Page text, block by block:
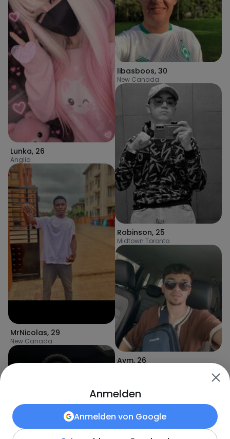
Lunka, 26
Anglia
MrNicolas, 29
New Canada
libasboos, 30
New Canada
Robinson, 25
Midtown Toronto
Aym,26
Anmelden
Anmelden von Google